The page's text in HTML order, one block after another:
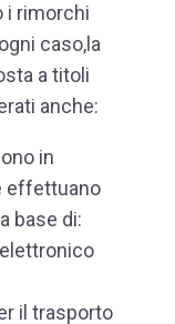
i rimorchi
caso,la
a titoli
anche:
in
effettuano
base di:
il trasporto